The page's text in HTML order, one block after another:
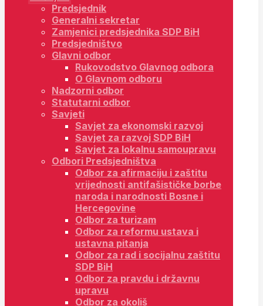
Predsjednik
Generalni sekretar
Zamjenici predsjednika SDP BiH
Predsjedništvo
Glavni odbor
Rukovodstvo Glavnog odbora
O Glavnom odboru
Nadzorni odbor
Statutarni odbor
Savjeti
Savjet za ekonomski razvoj
Savjet za razvoj SDP BiH
Savjet za lokalnu samoupravu
Odbori Predsjedništva
Odbor za afirmaciju i zaštitu
vrijednosti antifašističke borbe
naroda i narodnosti Bosne i
Hercegovine
Odbor za turizam
Odbor za reformu ustava i
ustavna pitanja
Odbor za rad i socijalnu zaštitu
SDP BiH
Odbor za pravdu i državnu
upravu
Odbor za okoliš